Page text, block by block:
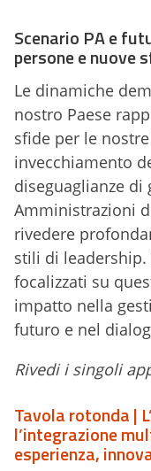
Scenario PA e
persone e nuove
Le dinamiche
nostro Paese
sfide per le
invecchiamento
diseguaglianze di
Amministrazioni
rivedere
stili di
focalizzati su
impatto nella
futuro e nel
Rivedi i singoli
Tavola rotonda |
l’integrazione
esperienza,